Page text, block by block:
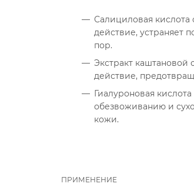
Салициловая
действие, устраняет
пор.
Экстракт
действие,
Гиалуроновая
обезвоживанию и
кожи.
ПРИМЕНЕНИЕ